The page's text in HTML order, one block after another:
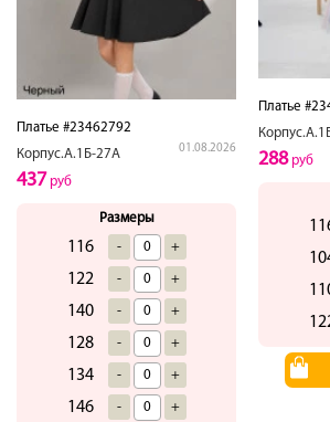
Платье #23462792
Корпус.А.1Б-27А
01.08.2026
437 руб
Размеры
116 - +
122 - +
140 - +
128 - +
134 - +
146 - +
Платье
288руб